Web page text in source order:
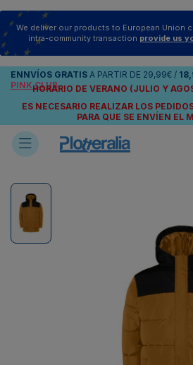
We deliver our products to European Union
intra-community transaction provide us
ENNVÍOS GRATIS A PARTIR DE 29,99€ /
PINK CLUB
HORARIO DE VERANO (JULIO Y
ES NECESARIO REALIZAR LOS
PARA QUE SE ENVÍEN EL